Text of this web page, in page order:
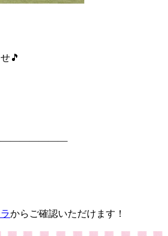
🎵
からご確認いただけます！